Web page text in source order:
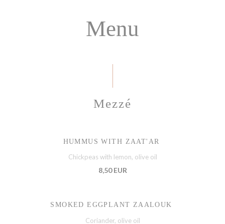
Menu
Mezzé
HUMMUS WITH ZAAT'AR
Chickpeas with lemon, olive oil
8,50 EUR
SMOKED EGGPLANT ZAALOUK
Coriander, olive oil